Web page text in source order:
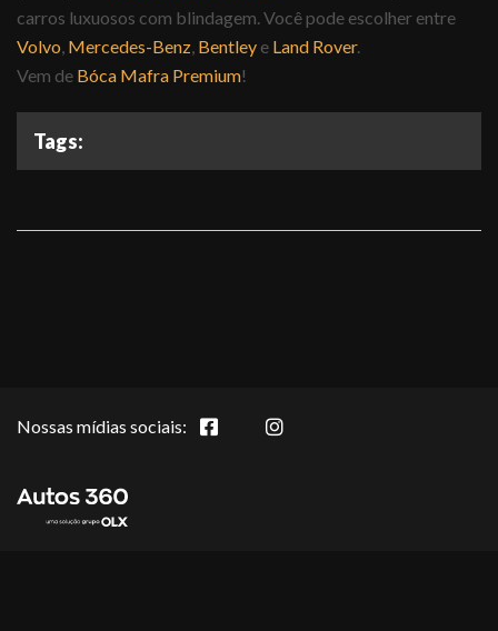
carros luxuosos com blindagem. Você pode escolher entre
Volvo Mercedes-Benz Bentley e Land Rover.
Vem de Bóca Mafra Premium!
Tags:
Nossas mídias sociais: